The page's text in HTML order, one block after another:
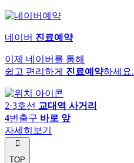
네이버 진료예약
이제 네이버를 통해
쉽고 편리하게 진료예약하세요.
2·3호선 교대역 사거리
4번출구 바로 앞
자세히보기
TOP